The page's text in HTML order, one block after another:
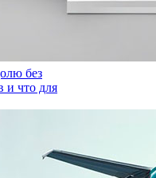
без
и что для